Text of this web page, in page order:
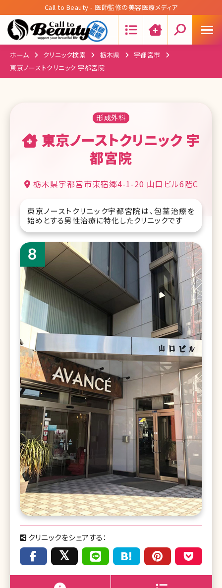
Call to Beauty - 医師監修の美容医療メディア
ホーム クリニック検索 栃木県
宇都宮市
東京ノーストクリニック 宇都宮院
形成外科
東京ノーストクリニック 宇
都宮院
栃木県宇都宮市東宿郷4-1-20 山口ビル6階C
東京ノーストクリニック宇都宮院は、包茎治療を
始めとする男性治療に特化したクリニックです
クリニックをシェアする：